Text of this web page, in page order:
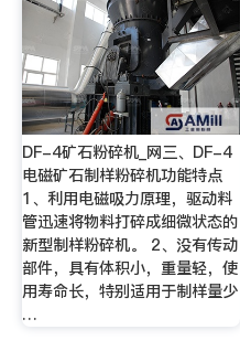
DF-4矿石粉碎机_网三、DF-4
电磁矿石制样粉碎机功能特点
1、利用电磁吸力原理，驱动料
管迅速将物料打碎成细微状态的
新型制样粉碎机。 2、没有传动
部件，具有体积小，重量轻，使
用寿命长，特别适用于制样量少
…